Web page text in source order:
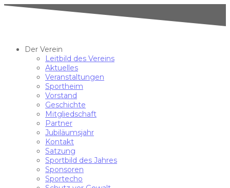
Der Verein
Leitbild des Vereins
Aktuelles
Veranstaltungen
Sportheim
Vorstand
Geschichte
Mitgliedschaft
Partner
Jubiläumsjahr
Kontakt
Satzung
Sportbild des Jahres
Sponsoren
Sportecho